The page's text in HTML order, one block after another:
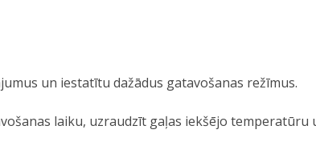
un iestatītu dažādus gatavošanas režīmus.
laiku, uzraudzīt gaļas iekšējo temperatūru